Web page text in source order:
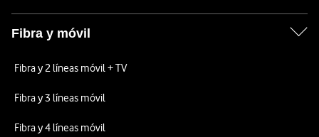
Fibra y móvil
Fibra y 2 líneas móvil + TV
Fibra y 3 líneas móvil
Fibra y 4 líneas móvil